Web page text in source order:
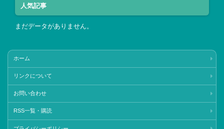
人気記事
まだデータがありません。
ホーム
リンクについて
お問い合わせ
RSS一覧・購読